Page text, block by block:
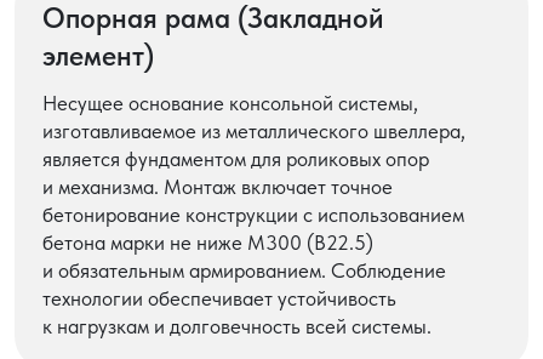
Опорная рама (Закладной
элемент)
Несущее основание консольной системы,
изготавливаемое из металлического швеллера,
является фундаментом для роликовых опор
и механизма. Монтаж включает точное
бетонирование конструкции с использованием
бетона марки не ниже М300 (В22.5)
и обязательным армированием. Соблюдение
технологии обеспечивает устойчивость
к нагрузкам и долговечность всей системы.